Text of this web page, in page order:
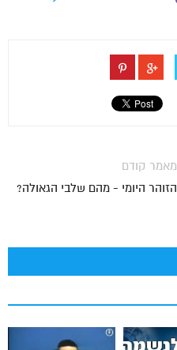
מאמר קודם
הזוהר היומי - מהם שלבי הגאולה?